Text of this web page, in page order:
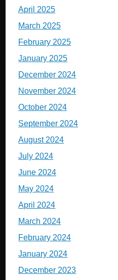
April 2025
March 2025
February 2025
January 2025
December 2024
November 2024
October 2024
September 2024
August 2024
July 2024
June 2024
May 2024
April 2024
March 2024
February 2024
January 2024
December 2023